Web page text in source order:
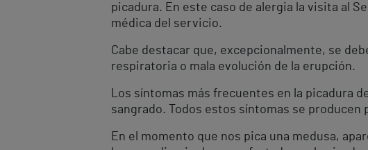
picadura. En este caso de alergia la visita al
médica del servicio.
Cabe destacar que, excepcionalmente, se
respiratoria o mala evolución de la erupción.
Los síntomas más frecuentes en la picadura
sangrado. Todos estos síntomas se
En el momento que nos pica una medusa,